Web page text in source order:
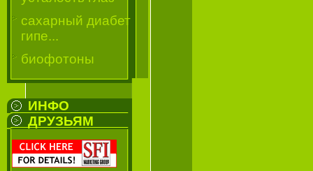
сахарный диабет
гипе...
биофотоны
ИНФО
ДРУЗЬЯМ